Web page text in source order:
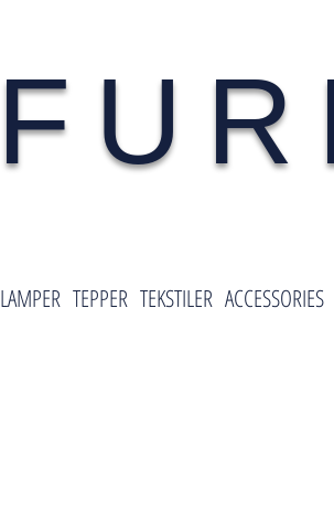
LAMPER TEPPER TEKSTILER ACCESSORIES